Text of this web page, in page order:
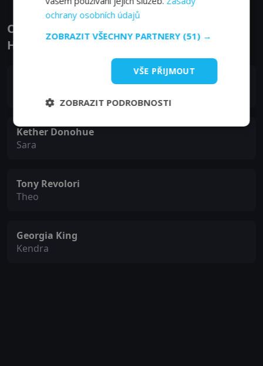
Obsazení filmu nebo pořadu Royalties -
Herci a tvůrci
Kether Donohue
Sara
Tony Revolori
Theo
Georgia King
Kendra
ochrany osobních údajů
ZOBRAZIT VŠECHNY PARTNERY (51) →
VŠE PŘIJMOUT
ZOBRAZIT PODROBNOSTI